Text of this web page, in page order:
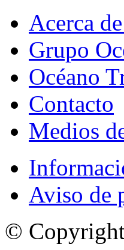
Acerca
Grupo
Océano
Contacto
Medios
Aviso de
©